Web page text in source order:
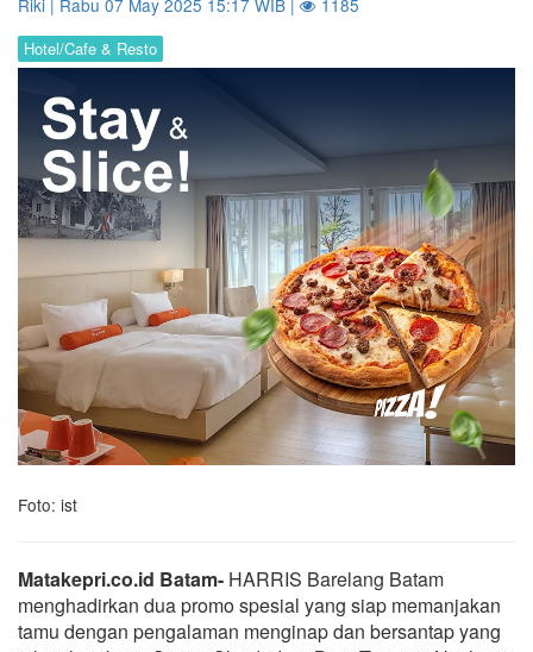
Riki | Rabu 07 May 2025 15:17 WIB | 1185
Hotel/Cafe & Resto
Foto: ist
Matakepri.co.id Batam- HARRIS Barelang Batam
menghadirkan dua promo spesial yang siap memanjakan
tamu dengan pengalaman menginap dan bersantap yang